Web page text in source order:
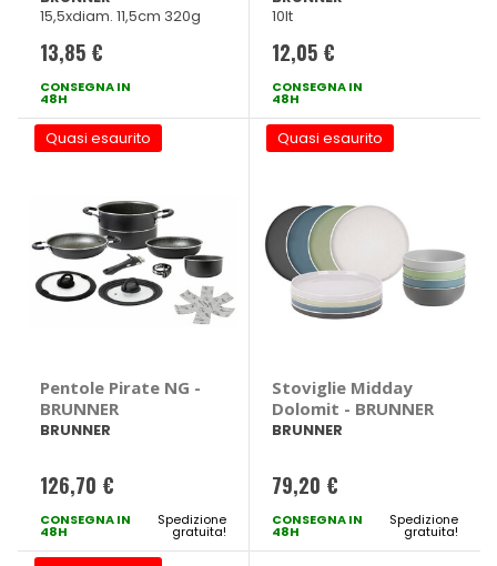
15,5xdiam. 11,5cm 320g
13,85 €
CONSEGNA IN
48H
10lt
12,05 €
CONSEGNA IN
48H
Quasi esaurito
Pentole Pirate NG -
BRUNNER
BRUNNER
126,70 €
CONSEGNA IN
48H
Spedizione
gratuita!
Quasi esaurito
Stoviglie Midday
Dolomit - BRUNNER
BRUNNER
79,20 €
CONSEGNA IN
48H
Spedizione
gratuita!